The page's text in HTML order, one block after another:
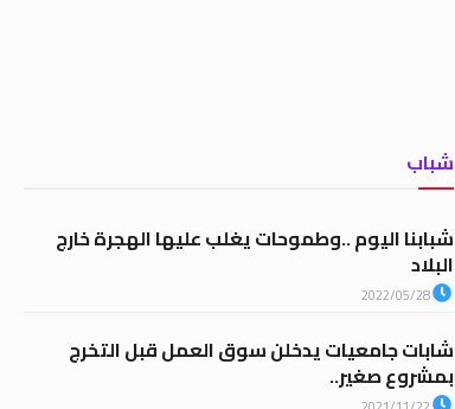
شباب
شبابنا اليوم ..وطموحات يغلب عليها الهجرة خارج
البلاد
2022/05/28
شابات جامعيات يدخلن سوق العمل قبل التخرج
بمشروع صغير..